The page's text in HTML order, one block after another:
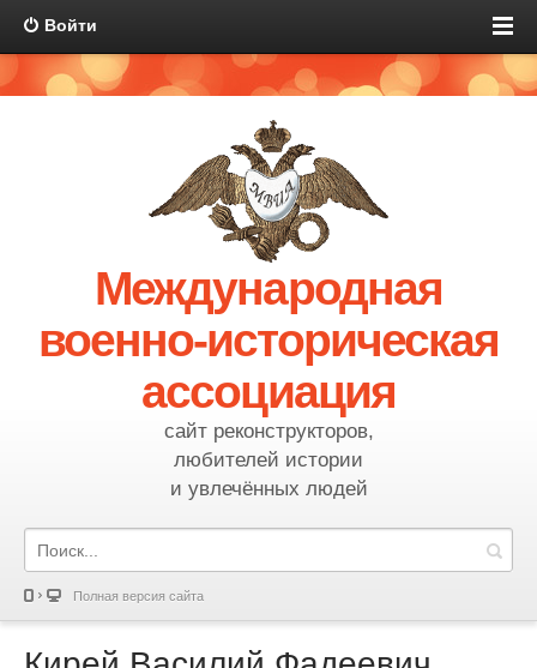
Войти
Международная
военно-историческая
ассоциация
сайт реконструкторов,
любителей истории
и увлечённых людей
Полная версия сайта